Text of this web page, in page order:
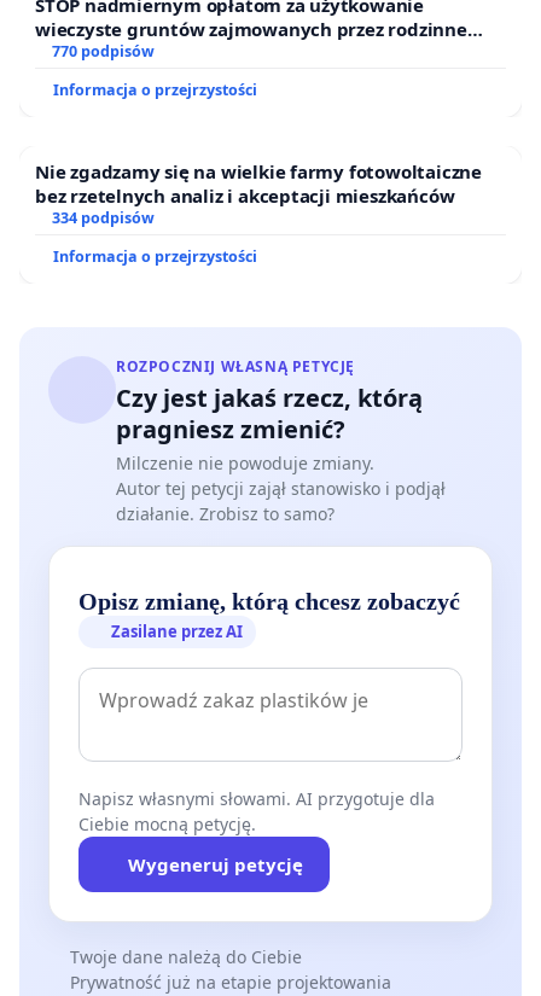
wieczyste gruntów zajmowanych przez rodzinne
ogrody działkowe.
770 podpisów
Informacja o przejrzystości
Nie zgadzamy się na wielkie farmy fotowoltaiczne
bez rzetelnych analiz i akceptacji mieszkańców
334 podpisów
Informacja o przejrzystości
ROZPOCZNIJ WŁASNĄ PETYCJĘ
Czy jest jakaś rzecz, którą
pragniesz zmienić?
Milczenie nie powoduje zmiany.
Autor tej petycji zajął stanowisko i podjął
działanie. Zrobisz to samo?
Opisz zmianę, którą chcesz zobaczyć
Zasilane przez AI
Napisz własnymi słowami. AI przygotuje dla
Ciebie mocną petycję.
Wygeneruj petycję
Twoje dane należą do Ciebie
Prywatność już na etapie projektowania